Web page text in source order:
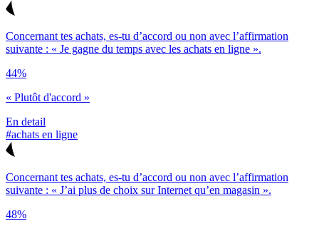
Concernant tes achats, es-tu d’accord ou non avec l’affirmation
suivante : « Je gagne du temps avec les achats en ligne ».
44%
« Plutôt d'accord »
En detail
#achats en ligne
Concernant tes achats, es-tu d’accord ou non avec l’affirmation
suivante : « J’ai plus de choix sur Internet qu’en magasin ».
48%